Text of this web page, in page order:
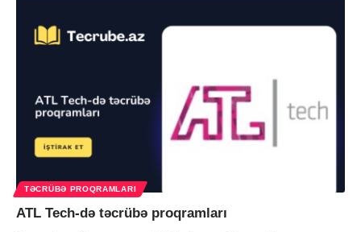
TƏCRÜBƏ PROQRAMLARI
ATL Tech-də təcrübə proqramları